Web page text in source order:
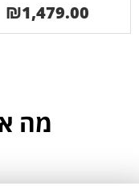
₪1,479.00
מה